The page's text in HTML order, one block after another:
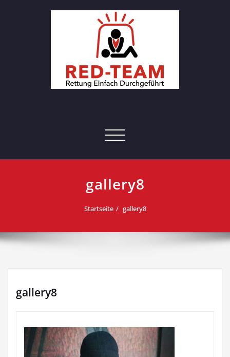
Hamburg
Toggle navigation
gallery8
Startseite gallery8
gallery8